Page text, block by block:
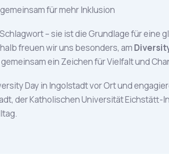
für mehr Inklusion
– sie ist die Grundlage für eine
freuen wir uns besonders, am
ein Zeichen für Vielfalt und
Day in Ingolstadt vor Ort und
der Katholischen Universität Eichstätt-